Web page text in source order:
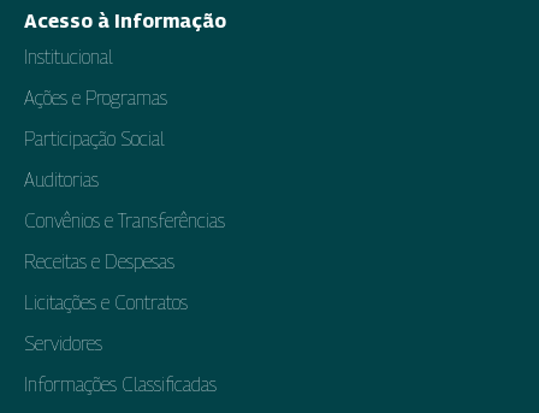
Acesso à Informação
Institucional
Ações e Programas
Participação Social
Auditorias
Convênios e Transferências
Receitas e Despesas
Licitações e Contratos
Servidores
Informações Classificadas